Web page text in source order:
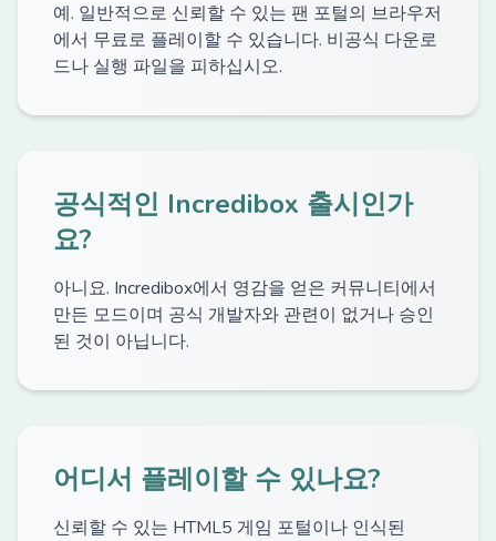
예. 일반적으로 신뢰할 수 있는 팬 포털의 브라우저
에서 무료로 플레이할 수 있습니다. 비공식 다운로
드나 실행 파일을 피하십시오.
공식적인 Incredibox 출시인가
요?
아니요. Incredibox에서 영감을 얻은 커뮤니티에서
만든 모드이며 공식 개발자와 관련이 없거나 승인
된 것이 아닙니다.
어디서 플레이할 수 있나요?
신뢰할 수 있는 HTML5 게임 포털이나 인식된